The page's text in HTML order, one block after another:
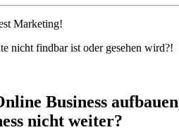
Marketing!
nicht findbar ist oder gesehen wird?!
Business
nicht weiter?